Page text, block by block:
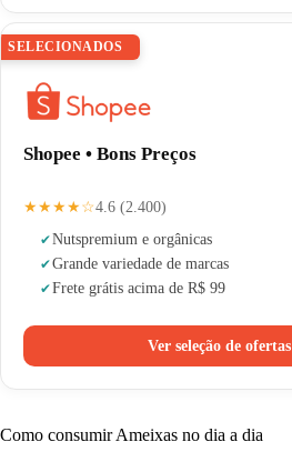
SELECIONADOS
Shopee • Bons Preços
★★★★☆4.6 (2.400)
Nutspremium e orgânicas
Grande variedade de marcas
Frete grátis acima de R$ 99
Ver seleção de ofertas
Como consumir Ameixas no dia a dia